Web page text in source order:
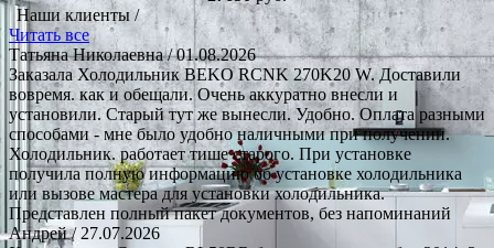
Наши клиенты /
Читать все
Татьяна Николаевна/ 01.08.2026
Заказала Холодильник BEKO RCNK 270K20 W. Доставили
вовремя. как и обещали. Очень аккуратно внесли и
установили. Старый тут же вынесли. Удобно. Оплата разными
способами - мне было удобно наличными при получении.
Холодильник. работает тише старого. При установке
получила полную информацию об установке холодильника
или вызове мастера для установки холодильника.
Представлен полный пакет документов, без напоминаний
Андрей/ 27.07.2026